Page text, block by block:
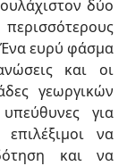
δύο
ευρύ φάσμα
και οι
γεωργικών
για
να
και να